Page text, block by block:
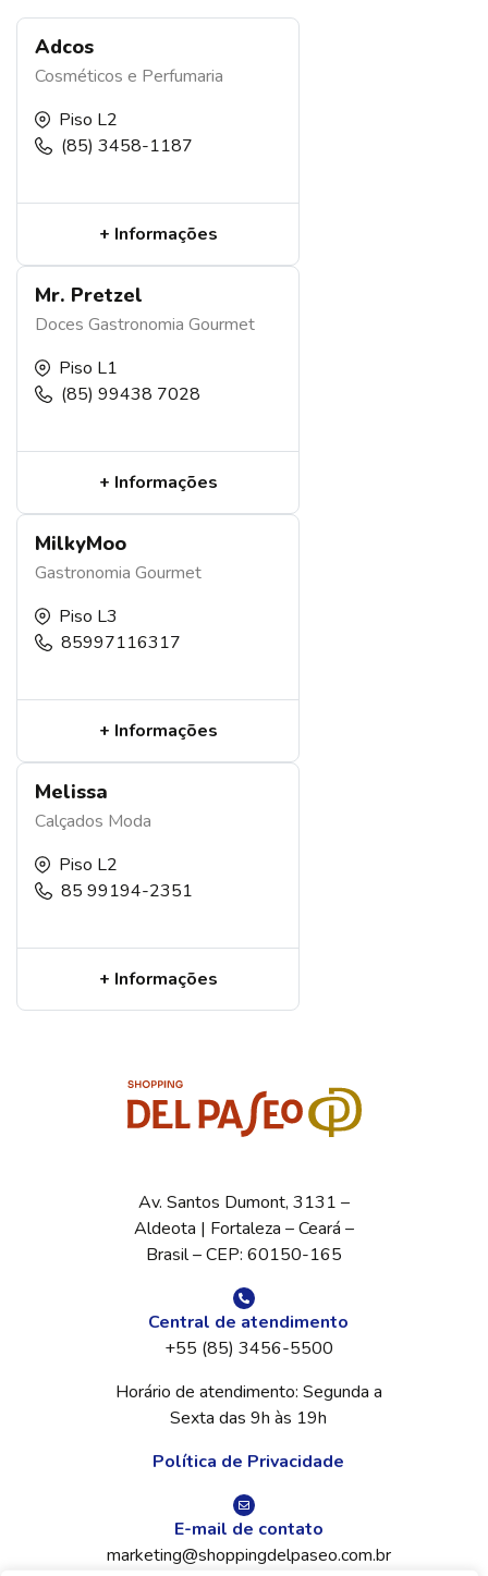
Adcos
Cosméticos e Perfumaria
Piso L2
(85) 3458-1187
+ Informações
Mr. Pretzel
Doces Gastronomia Gourmet
Piso L1
(85) 99438 7028
+ Informações
MilkyMoo
Gastronomia Gourmet
Piso L3
85997116317
+ Informações
Melissa
Calçados Moda
Piso L2
85 99194-2351
+ Informações
Av. Santos Dumont, 3131 –
Aldeota | Fortaleza – Ceará –
Brasil – CEP: 60150-165
Central de atendimento
+55 (85) 3456-5500
Horário de atendimento: Segunda a
Sexta das 9h às 19h
Política de Privacidade
E-mail de contato
marketing@shoppingdelpaseo.com.br